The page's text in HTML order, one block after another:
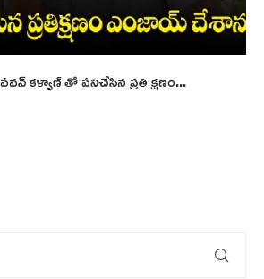
పవన్ కళ్యాణ్ తో పనిచేసిన ప్రతి క్షణం...